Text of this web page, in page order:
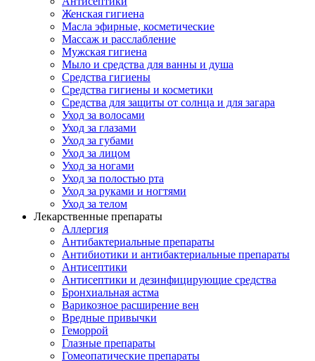
Женская гигиена
Масла эфирные, косметические
Массаж и расслабление
Мужская гигиена
Мыло и средства для ванны и душа
Средства гигиены
Средства гигиены и косметики
Средства для защиты от солнца и для загара
Уход за волосами
Уход за глазами
Уход за губами
Уход за лицом
Уход за ногами
Уход за полостью рта
Уход за руками и ногтями
Уход за телом
Лекарственные препараты
Аллергия
Антибактериальные препараты
Антибиотики и антибактериальные препараты
Антисептики
Антисептики и дезинфицирующие средства
Бронхиальная астма
Варикозное расширение вен
Вредные привычки
Геморрой
Глазные препараты
Гомеопатические препараты